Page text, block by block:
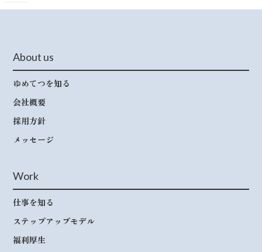
About us
ゆめてつを知る
会社概要
採用方針
メッセージ
Work
仕事を知る
ステップアップモデル
福利厚生